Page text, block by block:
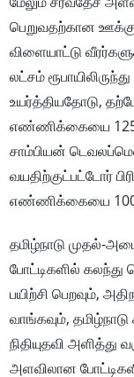
பெறுவதற்கான
விளையாட்டு
லட்சம்
உயர்த்தியதோடு,
எண்ணிக்கையை 125
சாம்பியன்
வயதிற்குட்பட்டோர்
எண்ணிக்கையை 100-
தமிழ்நாடு முதல்-
போட்டிகளில் கலந்து
பயிற்சி பெறவும்,
வாங்கவும்,
நிதியுதவி அளித்து
அளவிலான